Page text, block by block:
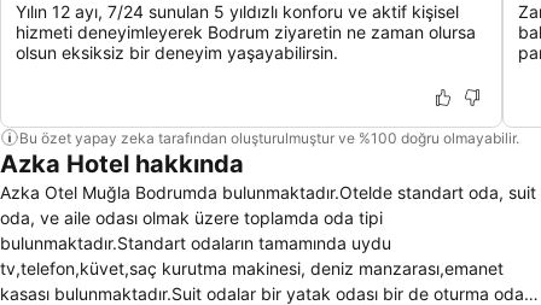
Yılın 12 ayı, 7/24 sunulan 5 yıldızlı konforu ve aktif kişisel
hizmeti deneyimleyerek Bodrum ziyaretin ne zaman olursa
olsun eksiksiz bir deneyim yaşayabilirsin.
Bu özet yapay zeka tarafından oluşturulmuştur ve %100 doğru olmayabilir.
Azka Hotel hakkında
Azka Otel Muğla Bodrumda bulunmaktadır.Otelde standart oda, suit
oda, ve aile odası olmak üzere toplamda oda tipi
bulunmaktadır.Standart odaların tamamında uydu
tv,telefon,küvet,saç kurutma makinesi, deniz manzarası,emanet
kasası bulunmaktadır.Suit odalar bir yatak odası bir de oturma odası